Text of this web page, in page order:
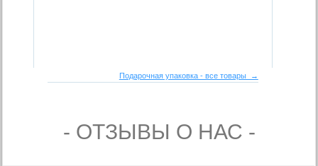
Подарочная упаковка - все товары →
- ОТЗЫВЫ О НАС -